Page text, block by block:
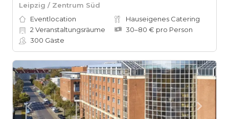
Leipzig / Zentrum Süd
Eventlocation
Hauseigenes Catering
2 Veranstaltungsräume
30–80 € pro Person
300 Gäste